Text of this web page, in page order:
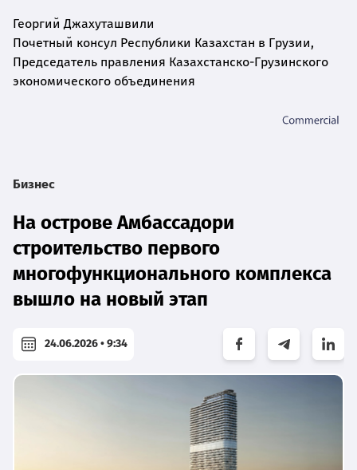
Георгий Джахуташвили
Почетный консул Республики Казахстан в Грузии,
Председатель правления Казахстанско-Грузинского
экономического объединения
Бизнес
На острове Амбассадори
строительство первого
многофункционального комплекса
вышло на новый этап
24.06.2026 • 9:34